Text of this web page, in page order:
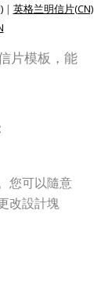
| 英格兰明信片(CN)
片模板，能
您可以隨意
改設計塊